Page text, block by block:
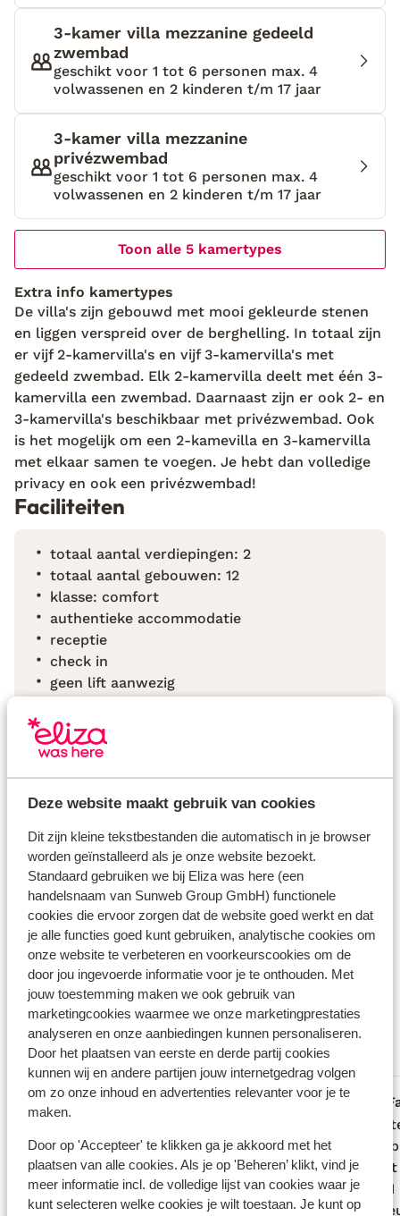
Deze website maakt gebruik van cookies
Dit zijn kleine tekstbestanden die automatisch in je browser
worden geïnstalleerd als je onze website bezoekt.
Standaard gebruiken we bij Eliza was here (een
handelsnaam van Sunweb Group GmbH) functionele
cookies die ervoor zorgen dat de website goed werkt en dat
je alle functies goed kunt gebruiken, analytische cookies om
onze website te verbeteren en voorkeurscookies om de
door jou ingevoerde informatie voor je te onthouden. Met
jouw toestemming maken we ook gebruik van
marketingcookies waarmee we onze marketingprestaties
analyseren en onze aanbiedingen kunnen personaliseren.
Door het plaatsen van eerste en derde partij cookies
kunnen wij en andere partijen jouw internetgedrag volgen
om zo onze inhoud en advertenties relevanter voor je te
maken.
Door op 'Accepteer' te klikken ga je akkoord met het
plaatsen van alle cookies. Als je op 'Beheren’ klikt, vind je
meer informatie incl. de volledige lijst van cookies waar je
kunt selecteren welke cookies je wilt toestaan. Je kunt op
3-kamer villa mezzanine gedeeld
zwembad
geschikt voor 1 tot 6 personen max. 4
volwassenen en 2 kinderen t/m 17 jaar
3-kamer villa mezzanine
privézwembad
geschikt voor 1 tot 6 personen max. 4
volwassenen en 2 kinderen t/m 17 jaar
Toon alle 5 kamertypes
Extra info kamertypes
De villa's zijn gebouwd met mooi gekleurde stenen
en liggen verspreid over de berghelling. In totaal zijn
er vijf 2-kamervilla's en vijf 3-kamervilla's met
gedeeld zwembad. Elk 2-kamervilla deelt met één 3-
kamervilla een zwembad. Daarnaast zijn er ook 2- en
3-kamervilla's beschikbaar met privézwembad. Ook
is het mogelijk om een 2-kamevilla en 3-kamervilla
met elkaar samen te voegen. Je hebt dan volledige
privacy en ook een privézwembad!
Faciliteiten
totaal aantal verdiepingen: 2
totaal aantal gebouwen: 12
klasse: comfort
authentieke accommodatie
receptie
check in
geen lift aanwezig
Reisinformatie
Verzorging
Huurauto
Wat gasten vinden
Dit zijn 100% echte beoordelingen van reizigers die
jou voorgingen. Meer over beoordelingen
9.2 Fantastisch
17 ervaringen
Meest geboekt door met familie
Fantastisch
22 jun. 2026
Fijne villa, top ontbijt, maar bovenal
super lieve mensen. Geen vraag was te
veel. Erg gastvrij. Een echte aanrader.
Fijne villa, top ontbijt, maar bovenal
super lieve mensen. Geen vraag was te
veel. Erg gastvrij. Een echte aanrader.
Wij
Ontbijt
maar 1
heel
Wij
Ontbijt
maar 1
heel